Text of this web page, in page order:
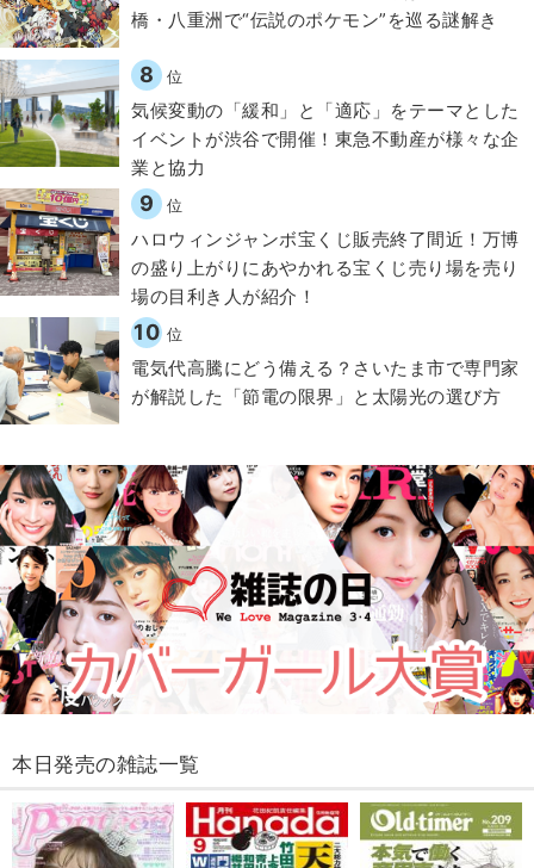
橋・八重洲で“伝説のポケモン”を巡る謎解き
8 位
気候変動の「緩和」と「適応」をテーマとした
イベントが渋谷で開催！東急不動産が様々な企
業と協力
9 位
ハロウィンジャンボ宝くじ販売終了間近！万博
の盛り上がりにあやかれる宝くじ売り場を売り
場の目利き人が紹介！
10 位
電気代高騰にどう備える？さいたま市で専門家
が解説した「節電の限界」と太陽光の選び方
本日発売の雑誌一覧